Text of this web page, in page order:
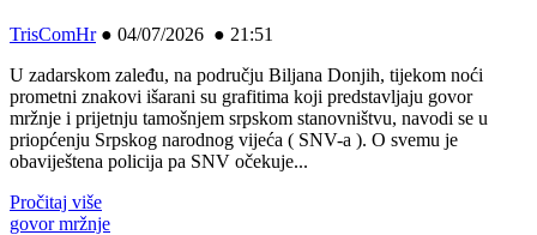
TrisComHr● 04/07/2026 ● 21:51
U zadarskom zaleđu, na području Biljana Donjih, tijekom noći
prometni znakovi išarani su grafitima koji predstavljaju govor
mržnje i prijetnju tamošnjem srpskom stanovništvu, navodi se u
priopćenju Srpskog narodnog vijeća ( SNV-a ). O svemu je
obaviještena policija pa SNV očekuje...
Pročitaj više
govor mržnje